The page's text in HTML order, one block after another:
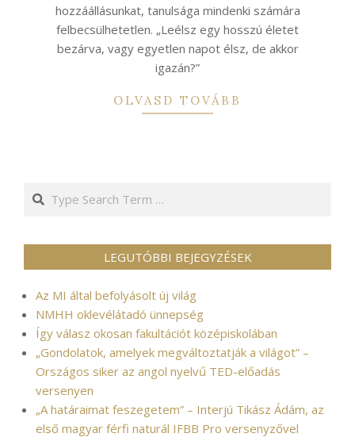
hozzáállásunkat, tanulsága mindenki számára
felbecsülhetetlen. „Leélsz egy hosszú életet
bezárva, vagy egyetlen napot élsz, de akkor
igazán?”
OLVASD TOVÁBB
Search
LEGUTÓBBI BEJEGYZÉSEK
Az MI által befolyásolt új világ
NMHH oklevélátadó ünnepség
Így válasz okosan fakultációt középiskolában
„Gondolatok, amelyek megváltoztatják a világot” –
Országos siker az angol nyelvű TED-előadás
versenyen
„A határaimat feszegetem” – Interjú Tikász Ádám, az
első magyar férfi naturál IFBB Pro versenyzővel